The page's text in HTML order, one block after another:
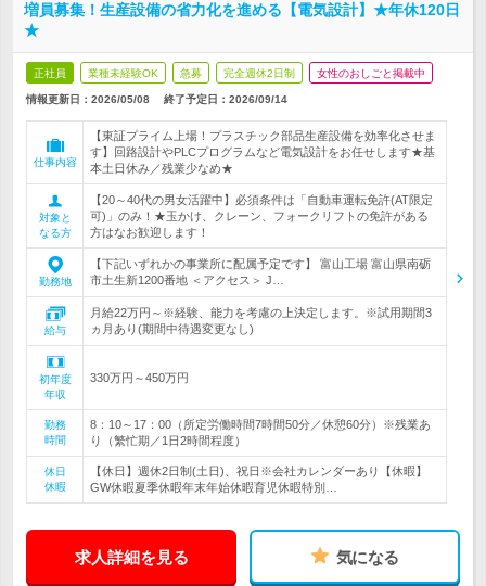
増員募集！生産設備の省力化を進める【電気設計】★年休120日
★
正社員 業種未経験OK 急募 完全週休2日制 女性のおしごと掲載中
情報更新日：2026/05/08 終了予定日： 2026/09/14
仕事内容
【東証プライム上場！プラスチック部品生産設備を効率化させま
す】回路設計やPLCプログラムなど電気設計をお任せします★基
本土日休み／残業少なめ★
対象と
なる方
【20～40代の男女活躍中】必須条件は「自動車運転免許(AT限定
可)」のみ！★玉かけ、クレーン、フォークリフトの免許がある
方はなお歓迎します！
勤務地
【下記いずれかの事業所に配属予定です】 富山工場 富山県南砺
市土生新1200番地 ＜アクセス＞ J…
給与
月給22万円～※経験、能力を考慮の上決定します。※試用期間3
ヵ月あり(期間中待遇変更なし)
初年度
年収
330万円～450万円
勤務
時間
8：10～17：00（所定労働時間7時間50分／休憩60分）※残業あ
り（繁忙期／1日2時間程度）
休日
休暇
【休日】週休2日制(土日)、祝日※会社カレンダーあり【休暇】
GW休暇夏季休暇年末年始休暇育児休暇特別…
求人詳細を見る 気になる